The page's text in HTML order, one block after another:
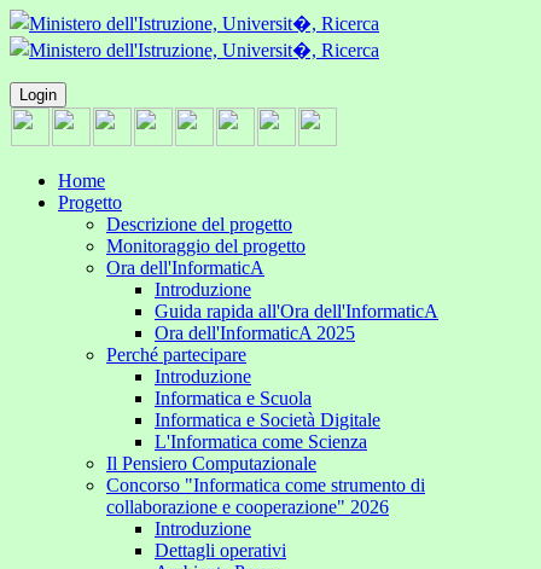
Login
Home
Progetto
Descrizione del progetto
Monitoraggio del progetto
Ora dell'InformaticA
Introduzione
Guida rapida all'Ora dell'InformaticA
Ora dell'InformaticA 2025
Perché partecipare
Introduzione
Informatica e Scuola
Informatica e Società Digitale
L'Informatica come Scienza
Il Pensiero Computazionale
Concorso "Informatica come strumento di
collaborazione e cooperazione" 2026
Introduzione
Dettagli operativi